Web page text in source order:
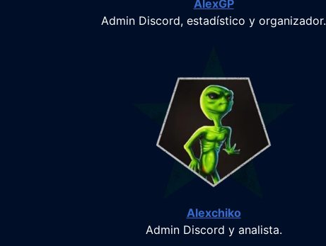
AlexGP
Admin Discord, estadístico y organizador.
Alexchiko
Admin Discord y analista.